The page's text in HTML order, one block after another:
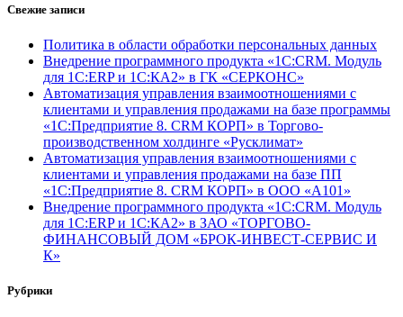
Свежие записи
Политика в области обработки персональных данных
Внедрение программного продукта «1С:CRM. Модуль
для 1С:ERP и 1С:КА2» в ГК «СЕРКОНС»
Автоматизация управления взаимоотношениями с
клиентами и управления продажами на базе программы
«1С:Предприятие 8. CRM КОРП» в Торгово-
производственном холдинге «Русклимат»
Автоматизация управления взаимоотношениями с
клиентами и управления продажами на базе ПП
«1С:Предприятие 8. CRM КОРП» в ООО «А101»
Внедрение программного продукта «1С:CRM. Модуль
для 1С:ERP и 1С:КА2» в ЗАО «ТОРГОВО-
ФИНАНСОВЫЙ ДОМ «БРОК-ИНВЕСТ-СЕРВИС И
К»
Рубрики